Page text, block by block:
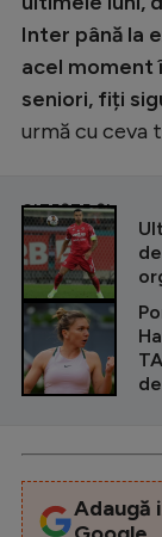
Inter până la
acel moment
seniori, fiți
urmă cu ceva
CITEȘTE ȘI
Adaugă